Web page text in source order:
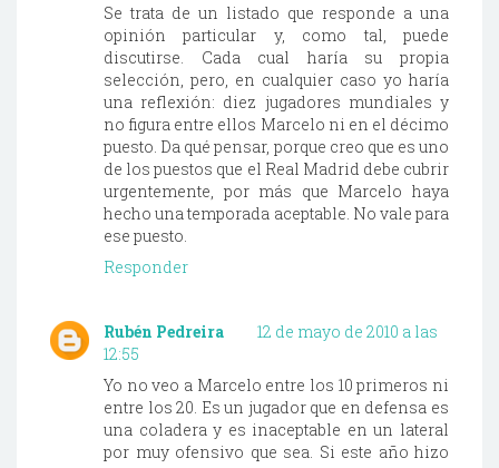
Se trata de un listado que responde a una
opinión particular y, como tal, puede
discutirse. Cada cual haría su propia
selección, pero, en cualquier caso yo haría
una reflexión: diez jugadores mundiales y
no figura entre ellos Marcelo ni en el décimo
puesto. Da qué pensar, porque creo que es uno
de los puestos que el Real Madrid debe cubrir
urgentemente, por más que Marcelo haya
hecho una temporada aceptable. No vale para
ese puesto.
Responder
Rubén Pedreira
12 de mayo de 2010 a las
12:55
Yo no veo a Marcelo entre los 10 primeros ni
entre los 20. Es un jugador que en defensa es
una coladera y es inaceptable en un lateral
por muy ofensivo que sea. Si este año hizo